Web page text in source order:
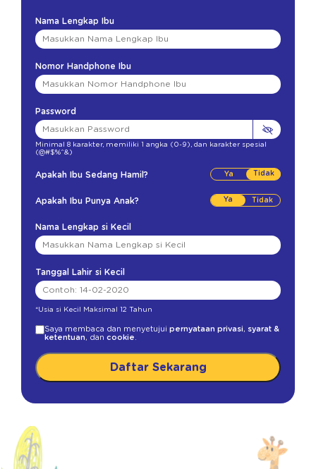
Nama Lengkap Ibu
Nomor Handphone Ibu
Password
Minimal 8 karakter, memiliki 1 angka (0-9) , dan karakter spesial
(@#$%^&)
Apakah Ibu Sedang Hamil? Tidak
Apakah Ibu Punya Anak? Ya
Nama Lengkap si Kecil
Tanggal Lahir si Kecil
*Usia si Kecil Maksimal 12 Tahun
Saya membaca dan menyetujui pernyataan privasi, syarat &
ketentuan, dan cookie
Daftar Sekarang